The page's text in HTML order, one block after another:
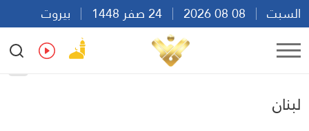
السبت
بيروت
15:31
Ar
لبنان